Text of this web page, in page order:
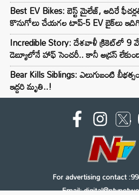
Best EV Bikes: బెస్ట్ మైలేజ్, అదిరే
కొనుగోలు చేయగల టాప్-5 EV బైక్‌లు
Incredible Story: దేశవాళీ క్రికెట్‌లో
డెబ్యూలోనే హాఫ్ సెంచరీ.. కానీ అడ్రస్
Bear Kills Siblings: ఎలుగుబంటి
ఇద్దరి మృతి..!
For advertising contact
Email: